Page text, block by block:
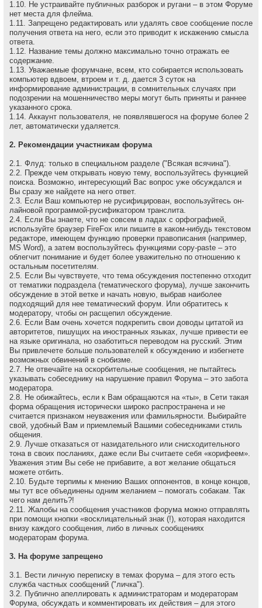
1.10. Не устраивайте публичных разборок и ругани – в этом Форуме
нет места для флейма.
1.11. Запрещено редактировать или удалять свое сообщение после
получения ответа на него, если это приводит к искажению смысла
ответа.
1.12. Название темы должно максимально точно отражать ее
содержание.
1.13. Уважаемые форумчане, всем, кто собирается использовать
компьютер вдвоем, втроем и т. д. дается 3 суток на
информирование администрации, в сомнительных случаях при
подозрении на мошенничество меры могут быть приняты и раннее
указанного срока.
1.14. Аккаунт пользователя, не появлявшегося на форуме более 2
лет, автоматически удаляется.
2. Рекомендации участникам форума
2.1. Флуд: только в специальном разделе ("Всякая всячина").
2.2. Прежде чем открывать новую тему, воспользуйтесь функцией
поиска. Возможно, интересующий Вас вопрос уже обсуждался и
Вы сразу же найдете на него ответ.
2.3. Если Ваш компьютер не русифицирован, воспользуйтесь он-
лайновой программой-русификатором транслита.
2.4. Если Вы знаете, что не совсем в ладах с орфографией,
используйте браузер FireFox или пишите в каком-нибудь текстовом
редакторе, имеющем функцию проверки правописания (например,
MS Word), а затем воспользуйтесь функциями copy-paste – это
облегчит понимание и будет более уважительно по отношению к
остальным посетителям.
2.5. Если Вы чувствуете, что тема обсуждения постепенно отходит
от тематики подраздела (тематического форума), лучше закончить
обсуждение в этой ветке и начать новую, выбрав наиболее
подходящий для нее тематический форум. Или обратитесь к
модератору, чтобы он расщепил обсуждение.
2.6. Если Вам очень хочется подкрепить свои доводы цитатой из
авторитетов, пишущих на иностранных языках, лучше привести ее
на языке оригинала, но озаботиться переводом на русский. Этим
Вы привлечете больше пользователей к обсуждению и избегнете
возможных обвинений в снобизме.
2.7. Не отвечайте на оскоpбительные сообщения, не пытайтесь
указывать собеседнику на наpушение пpавил Форума – это забота
модеpатоpа.
2.8. Не обижайтесь, если к Вам обращаются на «ты», в Сети такая
форма обращения исторически широко распространена и не
считается признаком неуважения или фамильярности. Выбирайте
свой, удобный Вам и приемлемый Вашими собеседниками стиль
общения.
2.9. Лучше отказаться от назидательного или снисходительного
тона в своих посланиях, даже если Вы считаете себя «корифеем».
Уважения этим Вы себе не прибавите, а вот желание общаться
можете отбить.
2.10. Будьте терпимы к мнению Ваших оппонентов, в конце концов,
мы тут все объединены одним желанием – помогать собакам. Так
чего нам делить?!
2.11. Жалобы на сообщения участников форума можно отправлять
при помощи кнопки «восклицательный знак (!), которая находится
внизу каждого сообщения, либо в личных сообщениях
модераторам форума.
3. На форуме запрещено
3.1. Вести личную переписку в темах форума – для этого есть
служба частных сообщений ("личка").
3.2. Публично апеллировать к администраторам и модеpатоpам
Форума, обсуждать и комментировать их действия – для этого